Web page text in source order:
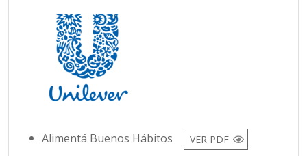
Alimentá Buenos Hábitos VER PDF